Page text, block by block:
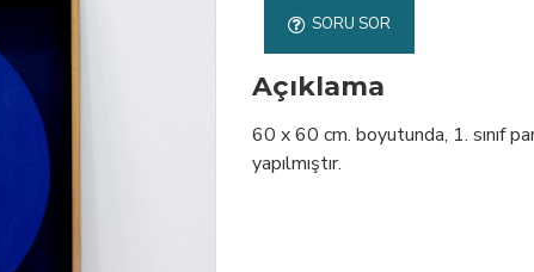
SORU SOR
Açıklama
60 x 60 cm. boyutunda, 1. sınıf
yapılmıştır.